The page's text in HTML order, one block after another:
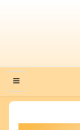
منو